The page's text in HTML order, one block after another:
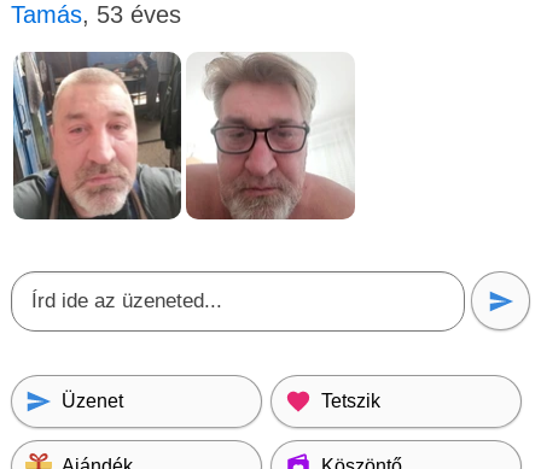
Tamás, 53 éves
Üzenet Tetszik